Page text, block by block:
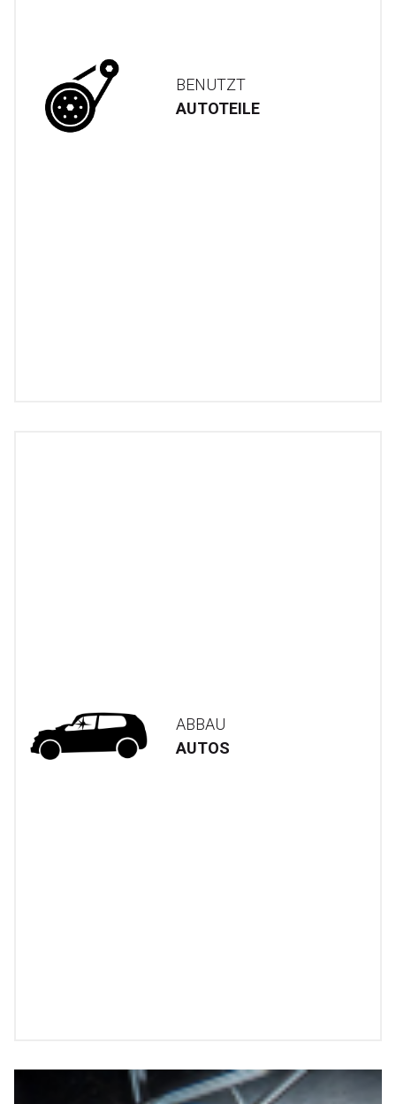
BENUTZT
AUTOTEILE
ABBAU
AUTOS